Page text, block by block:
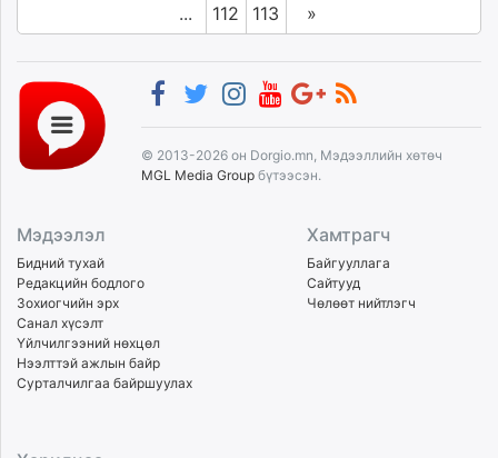
...
112 113 »
© 2013-2026 он Dorgio.mn, Мэдээллийн хөтөч
MGL Media Group бүтээсэн.
Мэдээлэл
Бидний тухай
Редакцийн бодлого
Зохиогчийн эрх
Санал хүсэлт
Үйлчилгээний нөхцөл
Нээлттэй ажлын байр
Сурталчилгаа байршуулах
Хамтрагч
Байгууллага
Сайтууд
Чөлөөт нийтлэгч